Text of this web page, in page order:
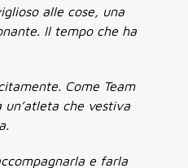
alle cose, una
Il tempo che ha
Come Team
che vestiva
e farla